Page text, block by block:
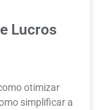
Lucros
otimizar
simplificar a